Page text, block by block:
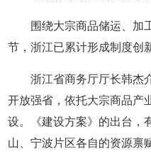
围绕大宗商品储运、加
节，浙江已累计形成制度创
浙江省商务厅厅长韩杰
开放强省，依托大宗商品产
设。《建设方案》的出台，
山、宁波片区各自的资源禀